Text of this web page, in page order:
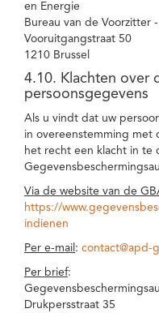
en Energie
Bureau van de Voorzitter
Vooruitgangstraat 50
1210 Brussel
4.10. Klachten over
persoonsgegevens
Als u vindt dat uw
in overeenstemming
het recht een klacht in te
Via de website van de
https://
indienen
Per e-mail : contact@apd-
Per brief:
Drukpersstraat 35